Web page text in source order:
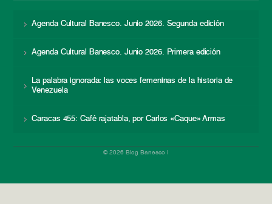
Agenda Cultural Banesco. Junio 2026. Segunda edición
Agenda Cultural Banesco. Junio 2026. Primera edición
La palabra ignorada: las voces femeninas de la historia de
Venezuela
Caracas 455: Café rajatabla, por Carlos «Caque» Armas
© 2026 Blog Banesco |